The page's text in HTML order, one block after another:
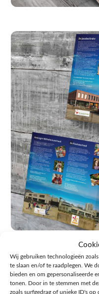
Wij gebruiken technologieën
te slaan en/of te raadplegen. We
bieden en om gepersonaliseerde
tonen. Door in te stemmen met
zoals surfgedrag of unieke ID's op
←